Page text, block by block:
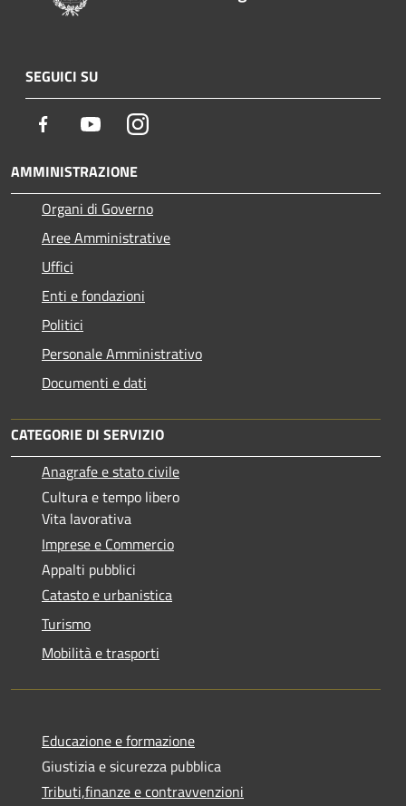
SEGUICI SU
Facebook YoutubeInstagram
AMMINISTRAZIONE
Organi di Governo
Aree Amministrative
Uffici
Enti e fondazioni
Politici
Personale Amministrativo
Documenti e dati
CATEGORIE DI SERVIZIO
Anagrafe e stato civile
Cultura e tempo libero
Vita lavorativa
Imprese e Commercio
Appalti pubblici
Catasto e urbanistica
Turismo
Mobilità e trasporti
Educazione e formazione
Giustizia e sicurezza pubblica
Tributi,finanze e contravvenzioni